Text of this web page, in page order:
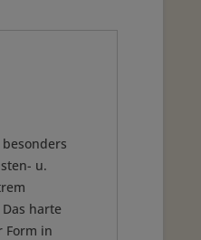
u.
harte
Form in